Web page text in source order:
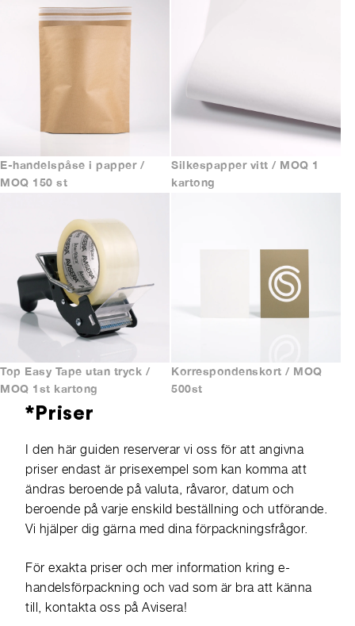
E-handelspåse i papper /
MOQ 150 st
Silkespapper vitt / MOQ 1
kartong
Top Easy Tape utan tryck /
MOQ 1st kartong
Korrespondenskort / MOQ
500st
*Priser
I den här guiden reserverar vi oss för att angivna
priser endast är prisexempel som kan komma att
ändras beroende på valuta, råvaror, datum och
beroende på varje enskild beställning och utförande.
Vi hjälper dig gärna med dina förpackningsfrågor.
För exakta priser och mer information kring e-
handelsförpackning och vad som är bra att känna
till, kontakta oss på Avisera!